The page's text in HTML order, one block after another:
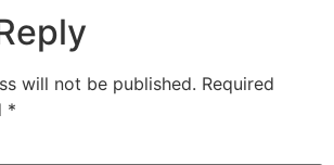
will not be published. Required
*